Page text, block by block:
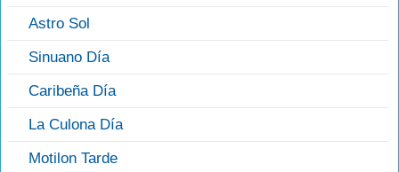
Astro Sol
Sinuano Día
Caribeña Día
La Culona Día
Motilon Tarde